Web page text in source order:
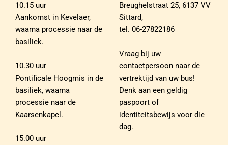
10.15 uur
Aankomst in Kevelaer,
waarna processie naar de
basiliek.
10.30 uur
Pontificale Hoogmis in de
basiliek, waarna
processie naar de
Kaarsenkapel.
15.00 uur
Breughelstraat 25, 6137 VV
Sittard,
tel. 06-27822186
Vraag bij uw
contactpersoon naar de
vertrektijd van uw bus!
Denk aan een geldig
paspoort of
identiteitsbewijs voor die
dag.